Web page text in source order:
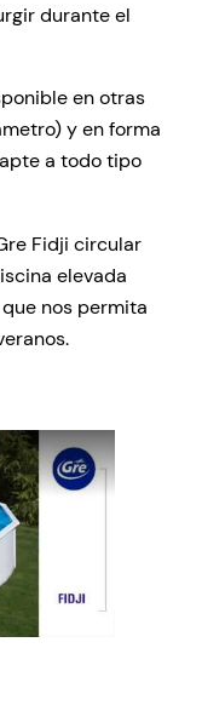
durante el
en otras
y en forma
a todo tipo
Fidji circular
elevada
nos permita